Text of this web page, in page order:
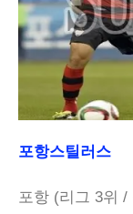
포항스틸러스
포항 (리그 3위 /